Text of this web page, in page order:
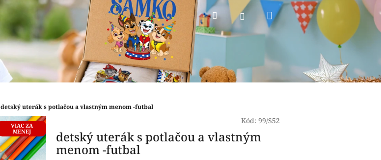
HľadaťPrihlásenieNákupný
detský uterák s potlačou a vlastným menom -futbal
VIAC ZA
MENEJ
Kód: 99/S52
detský uterák s potlačou a vlastným
menom -futbal